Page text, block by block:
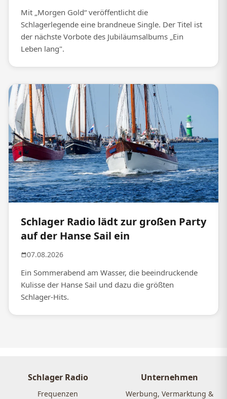
Mit „Morgen Gold“ veröffentlicht die
Schlagerlegende eine brandneue Single. Der Titel ist
der nächste Vorbote des Jubiläumsalbums „Ein
Leben lang".
Schlager Radio lädt zur großen Party
auf der Hanse Sail ein
07.08.2026
Ein Sommerabend am Wasser, die beeindruckende
Kulisse der Hanse Sail und dazu die größten
Schlager-Hits.
Schlager Radio
Frequenzen
Unternehmen
Werbung, Vermarktung &